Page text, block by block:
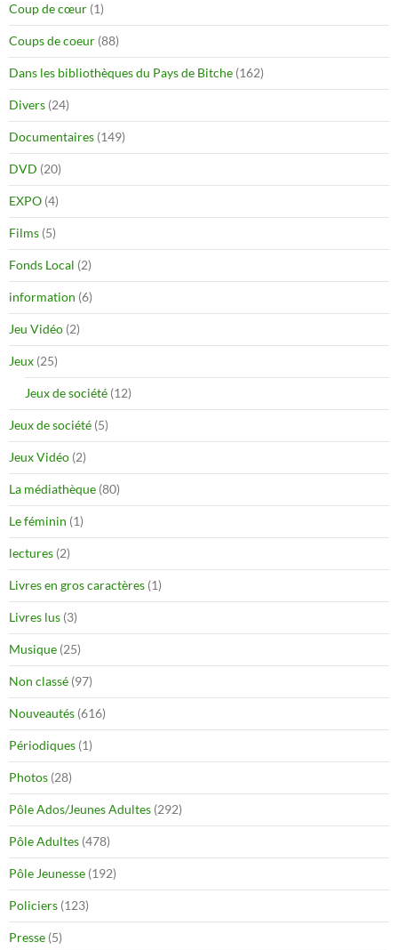
Coup de cœur (1)
Coups de coeur (88)
Dans les bibliothèques du Pays de Bitche (162)
Divers (24)
Documentaires (149)
DVD (20)
EXPO (4)
Films (5)
Fonds Local (2)
information (6)
Jeu Vidéo (2)
Jeux (25)
Jeux de société (12)
Jeux de société (5)
Jeux Vidéo (2)
La médiathèque (80)
Le féminin (1)
lectures (2)
Livres en gros caractères (1)
Livres lus (3)
Musique (25)
Non classé (97)
Nouveautés (616)
Périodiques (1)
Photos (28)
Pôle Ados/Jeunes Adultes (292)
Pôle Adultes (478)
Pôle Jeunesse (192)
Policiers (123)
Presse (5)